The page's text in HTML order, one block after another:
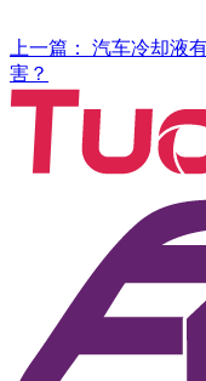
上一篇： 汽车冷却液
害？